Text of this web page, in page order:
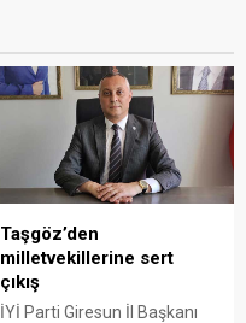
Taşgöz’den
milletvekillerine sert
çıkış
İYİ Parti Giresun İl Başkanı